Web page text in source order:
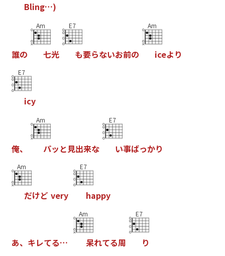
Bling…)
誰の
Am
七光
E7
も要らないお前の
Am
iceよ り
E7
icy
俺、
Am
パッ と 見出来な
E7
い事ばっかり
Am
だけど very
E7
happy
あ、 キレてる…
Am
呆れてる周
E7
り